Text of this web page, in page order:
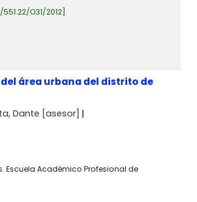
551.22/O31/2012 .
área urbana del distrito de
Dante [asesor]
Escuela Académico Profesional de